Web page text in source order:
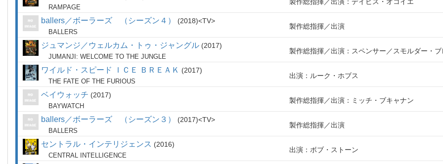
RAMPAGE
ballers／ボーラーズ （シーズン４） 2018 TV
BALLERS
製作総指揮 出演
ジュマンジ／ウェルカム・トゥ・ジャングル 2017
JUMANJI: WELCOME TO THE JUNGLE
製作総指揮 出演：スペンサー／スモルダー・
ワイルド・スピード ＩＣＥ ＢＲＥＡＫ 2017
THE FATE OF THE FURIOUS
出演：ルーク・ホブス
ベイウォッチ 2017
BAYWATCH
製作総指揮 出演：ミッチ・ブキャナン
ballers／ボーラーズ （シーズン３） 2017 TV
BALLERS
製作総指揮 出演
セントラル・インテリジェンス 2016
CENTRAL INTELLIGENCE
出演：ボブ・ストーン